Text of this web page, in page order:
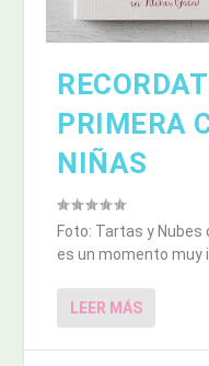
PRIMERA
NIÑAS
Foto: Tartas y Nubes
es un momento muy
LEER MÁS